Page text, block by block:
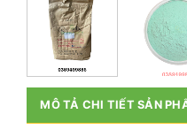
MÔ TẢ CHI TIẾT SẢN